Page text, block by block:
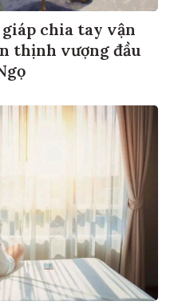
chia tay vận
thịnh vượng đầu